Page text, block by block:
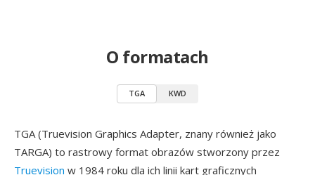
O formatach
TGA KWD
TGA (Truevision Graphics Adapter, znany również jako
TARGA) to rastrowy format obrazów stworzony przez
Truevision w 1984 roku dla ich linii kart graficznych